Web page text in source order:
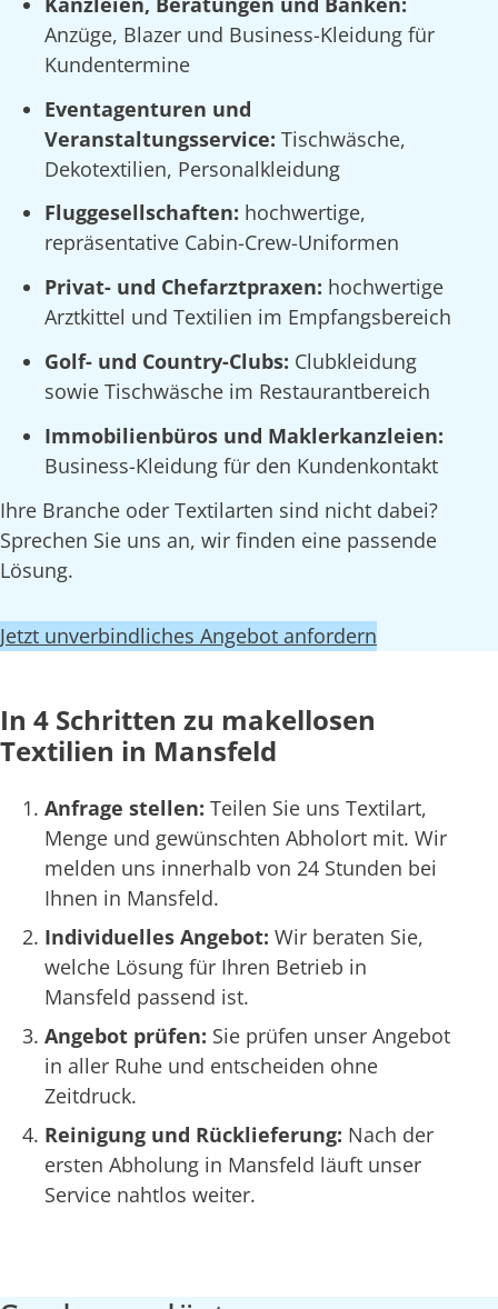
Anzüge, Blazer und Business-Kleidung für
Kundentermine
Eventagenturen und
Veranstaltungsservice: Tischwäsche,
Dekotextilien, Personalkleidung
Fluggesellschaften: hochwertige,
repräsentative Cabin-Crew-Uniformen
Privat- und Chefarztpraxen: hochwertige
Arztkittel und Textilien im Empfangsbereich
Golf- und Country-Clubs: Clubkleidung
sowie Tischwäsche im Restaurantbereich
Immobilienbüros und Maklerkanzleien:
Business-Kleidung für den Kundenkontakt
Ihre Branche oder Textilarten sind nicht dabei?
Sprechen Sie uns an, wir finden eine passende
Lösung.
Jetzt unverbindliches Angebot anfordern
In 4 Schritten zu makellosen
Textilien in Mansfeld
Anfrage stellen: Teilen Sie uns Textilart,
Menge und gewünschten Abholort mit. Wir
melden uns innerhalb von 24 Stunden bei
Ihnen in Mansfeld.
Individuelles Angebot: Wir beraten Sie,
welche Lösung für Ihren Betrieb in
Mansfeld passend ist.
Angebot prüfen: Sie prüfen unser Angebot
in aller Ruhe und entscheiden ohne
Zeitdruck.
Reinigung und Rücklieferung: Nach der
ersten Abholung in Mansfeld läuft unser
Service nahtlos weiter.